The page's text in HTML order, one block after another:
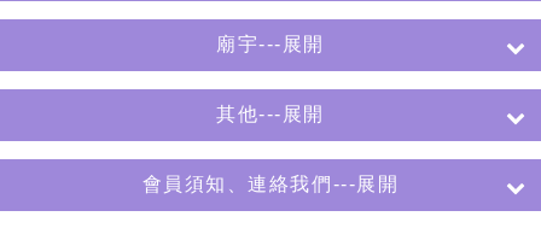
廟宇---展開
其他---展開
會員須知、連絡我們---展開